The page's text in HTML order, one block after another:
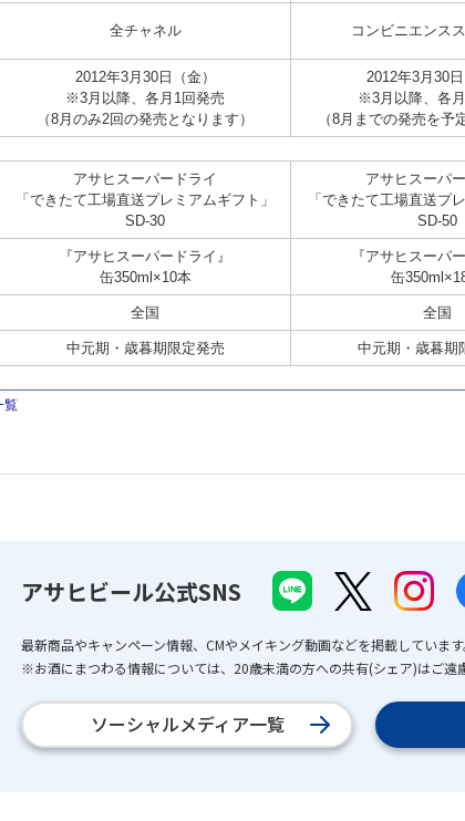
全チャネル コンビニエンス
2012年3月30日（金）
※3月以降、各月1回発売
（8月のみ2回の発売となります）
2012年3月30日
※3月以降、各
（8月までの発売を予
アサヒスーパードライ
「できたて工場直送プレミアムギフト」
SD-30
アサヒスーパ
「できたて工場直送プ
SD-50
『アサヒスーパードライ』
缶350ml×10本
『アサヒスーパ
缶
全国 全国
中元期・歳暮期限定発売 中元期・歳暮期
覧
アサヒビール公式SNS
最新商品やキャンペーン情報、CMやメイキング動画などを掲載しています
※お酒にまつわる情報については、20歳未満の方への共有(シェア)はご遠
ソーシャルメディア一覧